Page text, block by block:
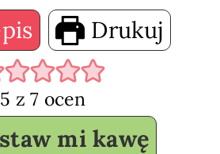
Drukuj
5 z7 ocen
mi kawę